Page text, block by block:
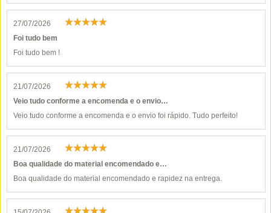
27/07/2026
Foi tudo bem
Foi tudo bem !
21/07/2026
Veio tudo conforme a encomenda e o envio…
Veio tudo conforme a encomenda e o envio foi rápido. Tudo perfeito!
21/07/2026
Boa qualidade do material encomendado e…
Boa qualidade do material encomendado e rapidez na entrega.